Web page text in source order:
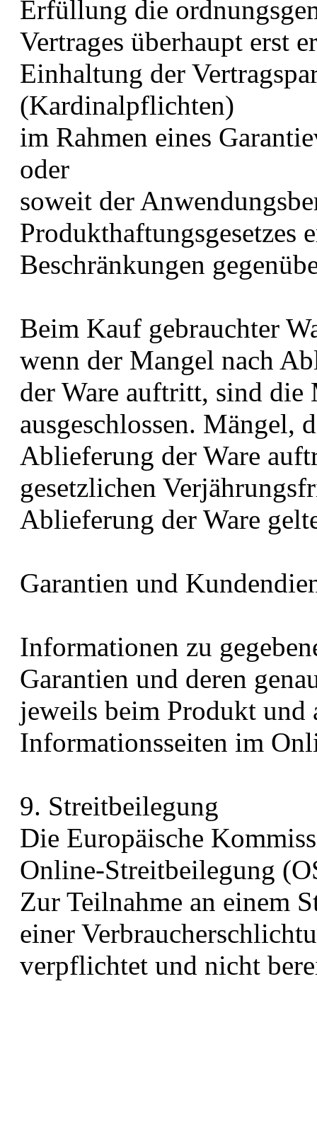
Erfüllung die
Vertrages überhaupt erst
Einhaltung der
(Kardinalpflichten)
im Rahmen eines
oder
soweit der
Produkthaftungsgesetzes
Beschränkungen
Beim Kauf gebrauchter
wenn der Mangel nach
der Ware auftritt, sind die
ausgeschlossen. Mängel,
Ablieferung der Ware
gesetzlichen
Ablieferung der Ware
Garantien und
Informationen zu
Garantien und deren
jeweils beim Produkt und
Informationsseiten im
9. Streitbeilegung​​​​​​​
Die Europäische
Online-Streitbeilegung
Zur Teilnahme an einem
einer
verpflichtet und nicht